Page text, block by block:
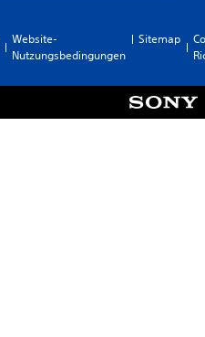
Website-
Nutzungsbedingungen
Sitemap